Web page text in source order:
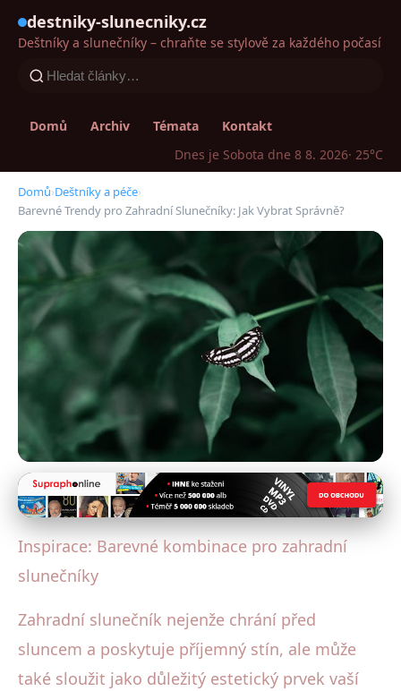
destniky-slunecniky.cz
Deštníky a slunečníky – chraňte se stylově za každého počasí
Domů Archiv Témata
Kontakt
Dnes je Sobota dne 8 8. 2026· 25°C
Domů›Deštníky a péče›
Barevné Trendy pro Zahradní Slunečníky: Jak Vybrat Správně?
Deštníky a péče
Barevné Trendy pro Zahradní
Slunečníky: Jak Vybrat Správně?
Inspirace: Barevné kombinace pro zahradní
slunečníky
Zahradní slunečník nejenže chrání před
sluncem a poskytuje příjemný stín, ale může
také sloužit jako důležitý estetický prvek vaší